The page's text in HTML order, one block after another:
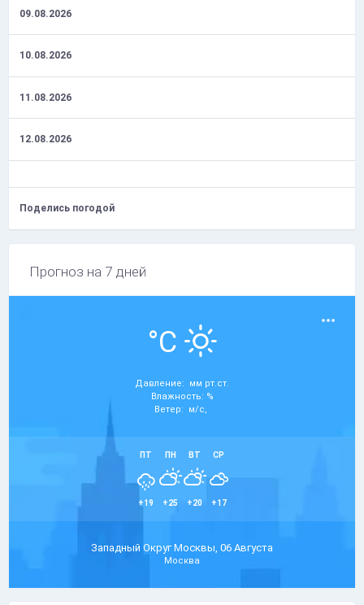
09.08.2026
10.08.2026
11.08.2026
12.08.2026
Поделись погодой
Прогноз на 7 дней
°C
Давление: мм рт.ст.
Влажность: %
Ветер: м/с,
ПТ
+19
ПН
+25
ВТ
+20
СР
+17
Западный Округ Москвы, 06 Августа
Москва